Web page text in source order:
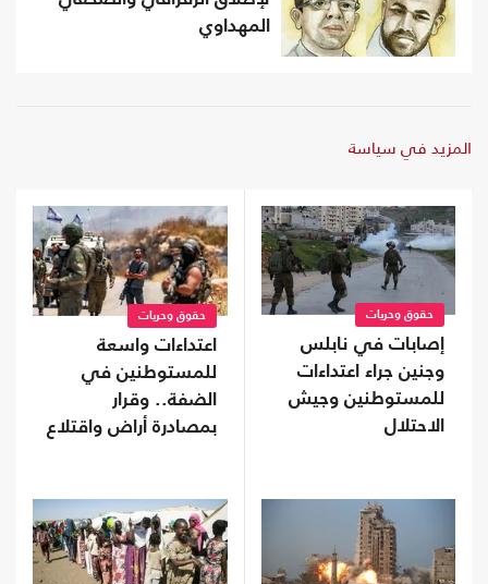
المهداوي
المزيد في سياسة
حقوق وحريات
إصابات في نابلس
وجنين جراء اعتداءات
للمستوطنين وجيش
الاحتلال
حقوق وحريات
اعتداءات واسعة
للمستوطنين في
الضفة.. وقرار
بمصادرة أراض واقتلاع